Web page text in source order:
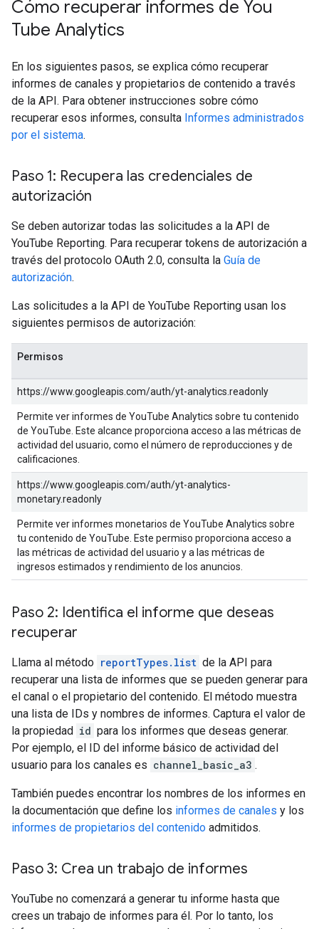
Cómo recuperar informes de You
Tube Analytics
En los siguientes pasos, se explica cómo recuperar
informes de canales y propietarios de contenido a través
de la API. Para obtener instrucciones sobre cómo
recuperar esos informes, consulta Informes administrados
por el sistema.
Paso 1: Recupera las credenciales de
autorización
Se deben autorizar todas las solicitudes a la API de
YouTube Reporting. Para recuperar tokens de autorización a
través del protocolo OAuth 2.0, consulta la Guía de
autorización.
Las solicitudes a la API de YouTube Reporting usan los
siguientes permisos de autorización:
Permisos
https://www.googleapis.com/auth/yt-analytics.readonly
Permite ver informes de YouTube Analytics sobre tu contenido
de YouTube. Este alcance proporciona acceso a las métricas de
actividad del usuario, como el número de reproducciones y de
calificaciones.
https://www.googleapis.com/auth/yt-analytics-
monetary.readonly
Permite ver informes monetarios de YouTube Analytics sobre
tu contenido de YouTube. Este permiso proporciona acceso a
las métricas de actividad del usuario y a las métricas de
ingresos estimados y rendimiento de los anuncios.
Paso 2: Identifica el informe que deseas
recuperar
Llama al método reportTypes.list de la API para
recuperar una lista de informes que se pueden generar para
el canal o el propietario del contenido. El método muestra
una lista de IDs y nombres de informes. Captura el valor de
la propiedad id para los informes que deseas generar.
Por ejemplo, el ID del informe básico de actividad del
usuario para los canales es channel_basic_a3 .
También puedes encontrar los nombres de los informes en
la documentación que define los informes de canales y los
informes de propietarios del contenido admitidos.
Paso 3: Crea un trabajo de informes
YouTube no comenzará a generar tu informe hasta que
crees un trabajo de informes para él. Por lo tanto, los